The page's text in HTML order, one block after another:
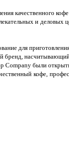
качественного
и деловых
для
Company были
кофе,